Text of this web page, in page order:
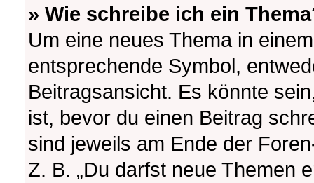
» Wie schreibe ich ein
Um eine neues Thema in
entsprechende Symbol,
Beitragsansicht. Es könnte
ist, bevor du einen Beitrag
sind jeweils am Ende der
Z. B. „Du darfst neue Themen